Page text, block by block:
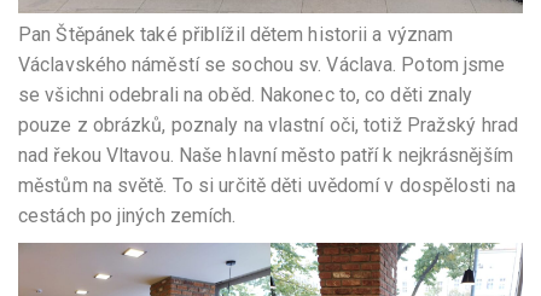
Pan Štěpánek také přiblížil dětem historii a význam
Václavského náměstí se sochou sv. Václava. Potom jsme
se všichni odebrali na oběd. Nakonec to, co děti znaly
pouze z obrázků, poznaly na vlastní oči, totiž Pražský hrad
nad řekou Vltavou. Naše hlavní město patří k nejkrásnějším
městům na světě. To si určitě děti uvědomí v dospělosti na
cestách po jiných zemích.